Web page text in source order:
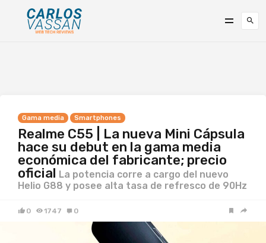
Gama media Smartphones
Realme C55 | La nueva Mini Cápsula
hace su debut en la gama media
económica del fabricante; precio
oficial La potencia corre a cargo del nuevo
Helio G88 y posee alta tasa de refresco de 90Hz
0 1747 0